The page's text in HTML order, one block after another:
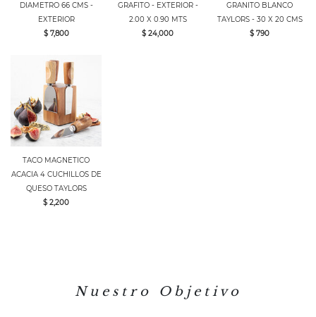
DIAMETRO 66 CMS -
EXTERIOR
$ 7,800
GRAFITO - EXTERIOR -
2.00 X 0.90 MTS
$ 24,000
GRANITO BLANCO
TAYLORS - 30 X 20 CMS
$ 790
TACO MAGNETICO
ACACIA 4 CUCHILLOS DE
QUESO TAYLORS
$ 2,200
N u e s t r o O b j e t i v o